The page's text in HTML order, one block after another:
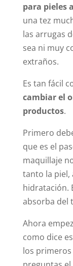
para pieles
una tez
las arrugas
sea ni muy
extraños.
Es tan fácil
cambiar el
productos.
Primero
que es el
maquillaje
tanto la piel,
hidratación.
absorba del
Ahora
como dice
los primeros